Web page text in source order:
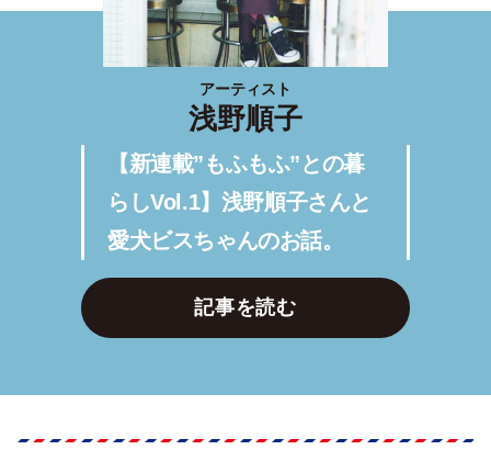
アーティスト
浅野順子
【新連載”もふもふ”との暮
らしVol.1】浅野順子さんと
愛犬ビスちゃんのお話。
記事を読む